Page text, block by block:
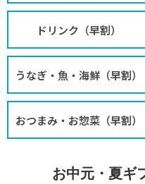
ドリンク（早割）
うなぎ・魚・海鮮（早割）
おつまみ・お惣菜（早割）
お中元・夏ギ